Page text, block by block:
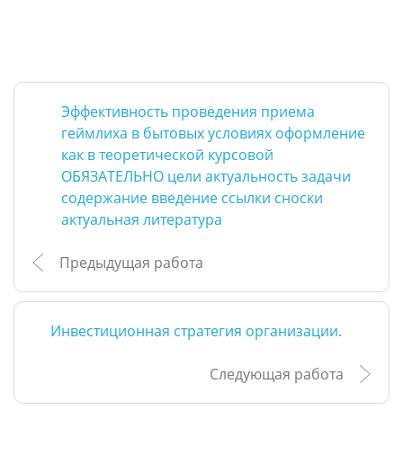
Эффективность проведения приема
геймлиха в бытовых условиях оформление
как в теоретической курсовой
ОБЯЗАТЕЛЬНО цели актуальность задачи
содержание введение ссылки сноски
актуальная литература
Предыдущая работа
Инвестиционная стратегия организации.
Следующая работа